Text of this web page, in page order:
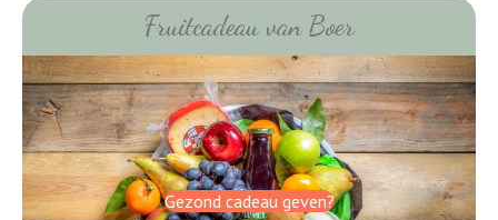
Fruitcadeau van Boer
Gezond cadeau geven?